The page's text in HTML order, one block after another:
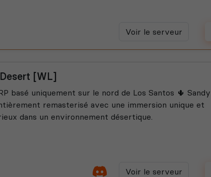
Voir le serveur
[WL]
basé uniquement sur le nord de Los Santos 🌵 Sandy
remasterisé avec une immersion unique et
dans un environnement désertique.
Voir le serveur